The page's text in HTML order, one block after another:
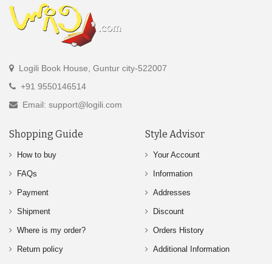
Logili Book House, Guntur city-522007
+91 9550146514
Email: support@logili.com
Shopping Guide
How to buy
FAQs
Payment
Shipment
Where is my order?
Return policy
Style Advisor
Your Account
Information
Addresses
Discount
Orders History
Additional Information